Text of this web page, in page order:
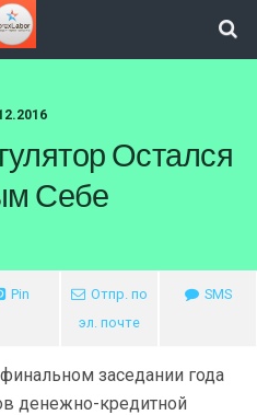
Остался
Себе
Pin
Отпр. по
эл. почте
SMS
заседании года
денежно-кредитной